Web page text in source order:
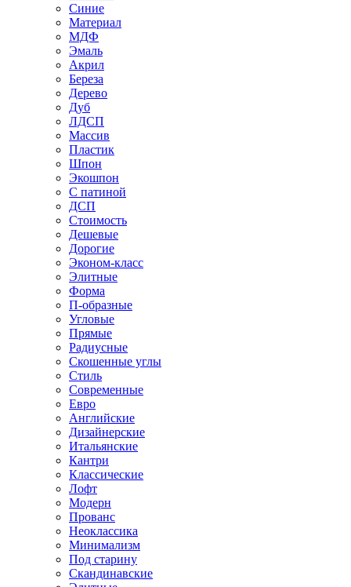
Синие
Материал
МДФ
Эмаль
Акрил
Береза
Дерево
Дуб
ЛДСП
Массив
Пластик
Шпон
Экошпон
С патиной
ДСП
Стоимость
Дешевые
Дорогие
Эконом-класс
Элитные
Форма
П-образные
Угловые
Прямые
Радиусные
Скошенные углы
Стиль
Современные
Евро
Английские
Дизайнерские
Итальянские
Кантри
Классические
Лофт
Модерн
Прованс
Неоклассика
Минимализм
Под старину
Скандинавские